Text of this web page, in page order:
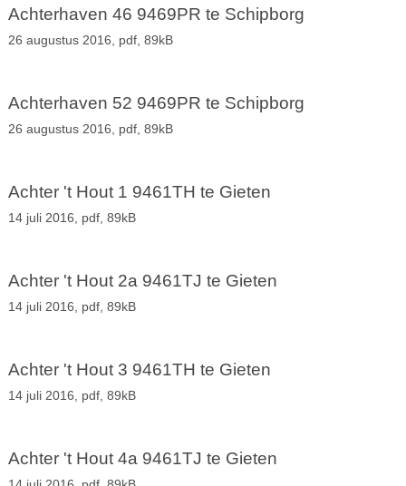
Achterhaven 46 9469PR te Schipborg
26 augustus 2016, pdf, 89kB
Achterhaven 52 9469PR te Schipborg
26 augustus 2016, pdf, 89kB
Achter 't Hout 1 9461TH te Gieten
14 juli 2016, pdf, 89kB
Achter 't Hout 2a 9461TJ te Gieten
14 juli 2016, pdf, 89kB
Achter 't Hout 3 9461TH te Gieten
14 juli 2016, pdf, 89kB
Achter 't Hout 4a 9461TJ te Gieten